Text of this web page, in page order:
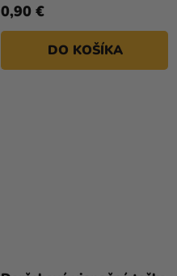
0,90 €
DO KOŠÍKA